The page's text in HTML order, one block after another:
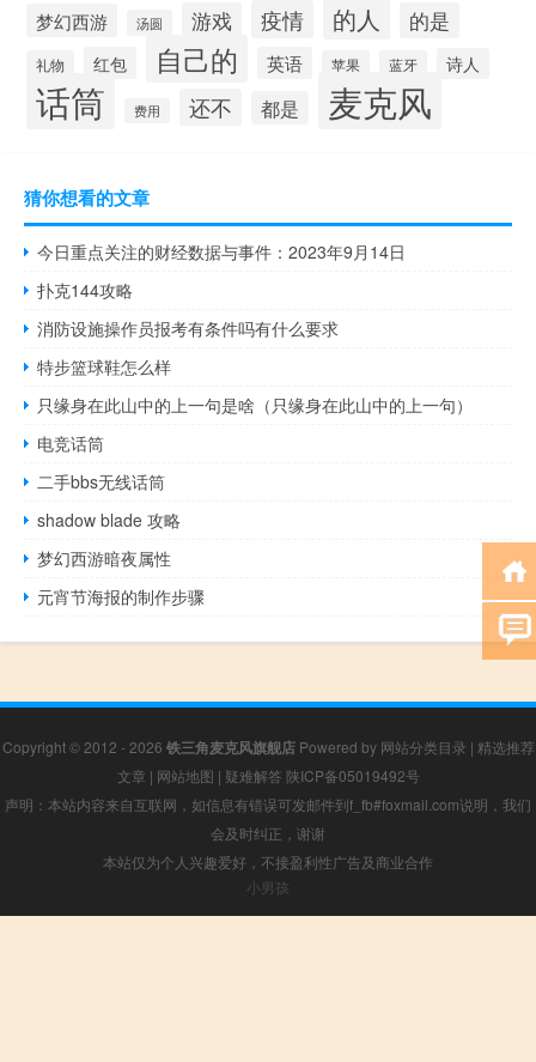
梦幻西游 汤圆 游戏 疫情 的人 的是
礼物 红包 自己的 英语 苹果 蓝牙 诗人
话筒 费用 还不 都是 麦克风
猜你想看的文章
今日重点关注的财经数据与事件：2023年9月14日
扑克144攻略
消防设施操作员报考有条件吗有什么要求
特步篮球鞋怎么样
只缘身在此山中的上一句是啥（只缘身在此山中的上一句）
电竞话筒
二手bbs无线话筒
shadow blade 攻略
梦幻西游暗夜属性
元宵节海报的制作步骤
Copyright © 2012 - 2026 铁三角麦克风旗舰店Powered by 网站分类目录 | 精选推荐
文章 | 网站地图 | 疑难解答 陕ICP备05019492号
声明：本站内容来自互联网，如信息有错误可发邮件到f_fb#foxmail.com说明，我们
会及时纠正，谢谢
本站仅为个人兴趣爱好，不接盈利性广告及商业合作
小男孩